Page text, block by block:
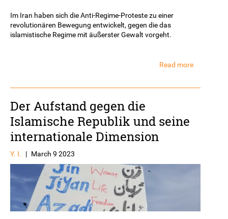
Im Iran haben sich die Anti-Regime-Proteste zu einer
revolutionären Bewegung entwickelt, gegen die das
islamistische Regime mit äußerster Gewalt vorgeht.
Read more
bedroht
Der Aufstand gegen die
Islamische Republik und seine
internationale Dimension
Y. I. | March 9 2023